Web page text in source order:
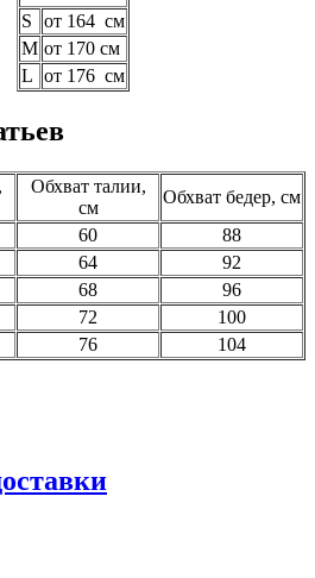
S
от 164 см
M от 170 см
L от 176 см
Обхват талии,
см
Обхват бедер, см
60
88
64
92
68
96
72
100
76 104